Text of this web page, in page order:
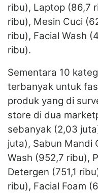
ribu), Laptop (86,7
ribu), Mesin Cuci
ribu), Facial Wash
ribu).
Sementara 10
terbanyak untuk
produk yang di
store di dua
sebanyak (2,03
juta), Sabun Mandi
Wash (952,7 ribu),
Detergen (751,1
ribu), Facial Foam